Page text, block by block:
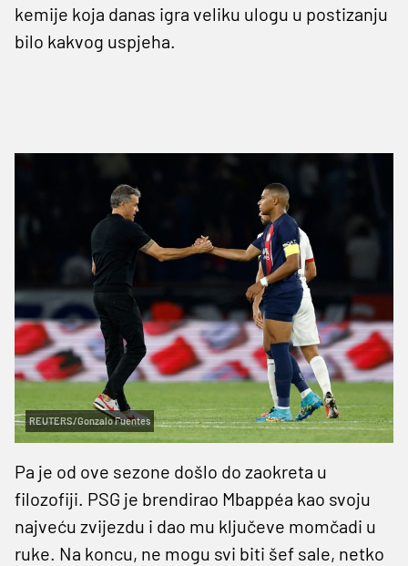
kemije koja danas igra veliku ulogu u postizanju
bilo kakvog uspjeha.
REUTERS/Gonzalo Fuentes
Pa je od ove sezone došlo do zaokreta u
filozofiji. PSG je brendirao Mbappéa kao svoju
najveću zvijezdu i dao mu ključeve momčadi u
ruke. Na koncu, ne mogu svi biti šef sale, netko